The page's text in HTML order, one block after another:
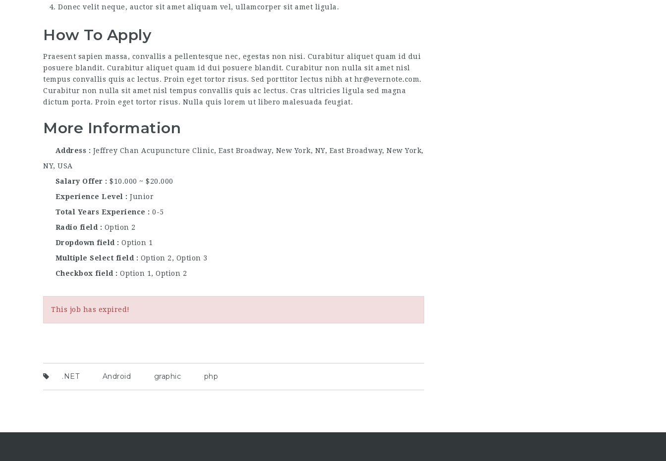
Donec velit neque, auctor sit amet aliquam vel, ullamcorper sit amet ligula.
How To Apply
Praesent sapien massa, convallis a pellentesque nec, egestas non nisi. Curabitur aliquet quam id dui
posuere blandit. Curabitur aliquet quam id dui posuere blandit. Curabitur non nulla sit amet nisl
tempus convallis quis ac lectus. Proin eget tortor risus. Sed porttitor lectus nibh at hr@evernote.com.
Curabitur non nulla sit amet nisl tempus convallis quis ac lectus. Cras ultricies ligula sed magna
dictum porta. Proin eget tortor risus. Nulla quis lorem ut libero malesuada feugiat.
More Information
Address
Jeffrey Chan Acupuncture Clinic, East Broadway, New York, NY, East Broadway, New York,
NY, USA
Salary Offer
$10.000 ~ $20.000
Experience Level
Junior
Total Years Experience
0-5
Radio field
Option 2
Dropdown field
Option 1
Multiple Select field
Option 2, Option 3
Checkbox field
Option 1, Option 2
This job has expired!
.NET Android graphic php